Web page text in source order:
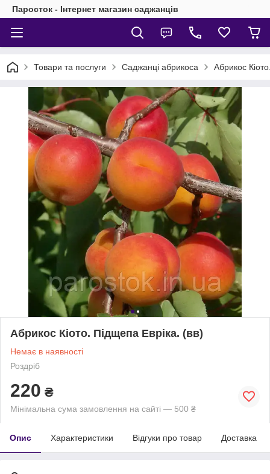
Паросток - Інтернет магазин саджанців
Товари та послуги Саджанці абрикоса Абрикос
Абрикос Кіото. Підщепа Евріка. (вв)
Немає в наявності
Роздріб
220 ₴
Мінімальна сума замовлення на сайті — 500 ₴
Опис Характеристики Відгуки про товар Доставка